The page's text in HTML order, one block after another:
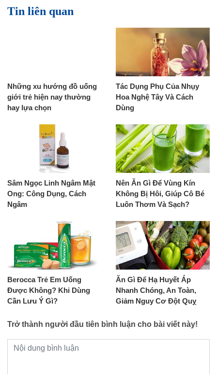
Tin liên quan
Những xu hướng đồ uống
giới trẻ hiện nay thường
hay lựa chọn
Tác Dụng Phụ Của Nhụy
Hoa Nghệ Tây Và Cách
Dùng
Sâm Ngọc Linh Ngâm Mật
Ong: Công Dụng, Cách
Ngâm
Nên Ăn Gì Để Vùng Kín
Không Bị Hôi, Giúp Cô Bé
Luôn Thơm Và Sạch?
Berocca Trẻ Em Uống
Được Không? Khi Dùng
Cần Lưu Ý Gì?
Ăn Gì Để Hạ Huyết Áp
Nhanh Chóng, An Toàn,
Giảm Nguy Cơ Đột Quỵ
Trở thành người đầu tiên bình luận cho bài viết này!